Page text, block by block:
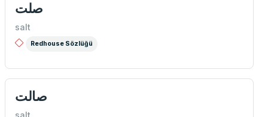
صلت
salt
Redhouse Sözlüğü
صالت